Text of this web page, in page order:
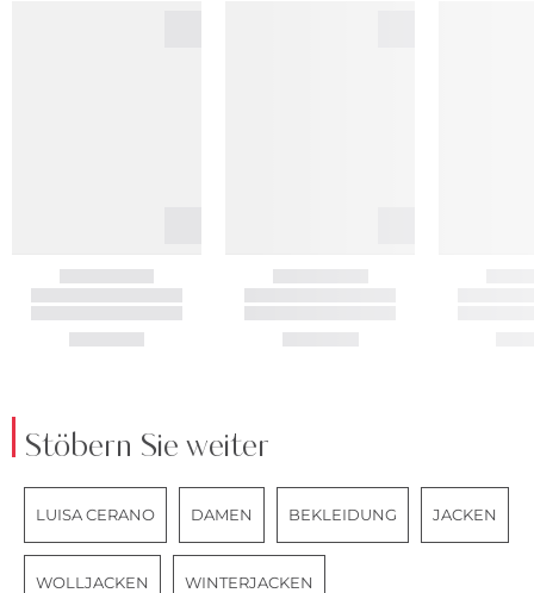
Stöbern Sie weiter
LUISA CERANO DAMEN BEKLEIDUNG JACKEN
WOLLJACKEN WINTERJACKEN